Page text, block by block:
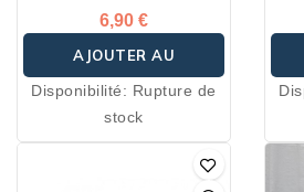
6,90 €
AJOUTER AU
PANIER
Disponibilité: Rupture de
stock